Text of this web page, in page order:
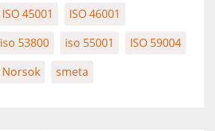
ISO 45001
ISO 46001
iso 53800 iso 55001
ISO 59004
Norsok smeta